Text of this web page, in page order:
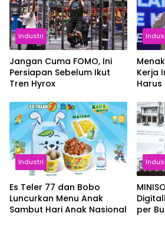
Industri
Jangan Cuma FOMO, Ini
Persiapan Sebelum Ikut
Tren Hyrox
Kerja
Industri
Es Teler 77 dan Bobo
Luncurkan Menu Anak
Sambut Hari Anak Nasional
per